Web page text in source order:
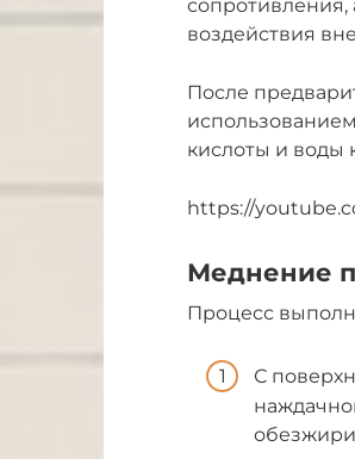
сопротивления,
воздействия
После
кислоты и воды
https://
Меднение
Процесс
С